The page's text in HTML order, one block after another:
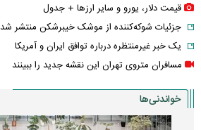
قیمت دلار، یورو و سایر ارز‌ها + جدول
جزئیات شوکه‌کننده از موشک خیبرشکن منتشر شد
یک خبر غیرمنتظره درباره توافق ایران و آمریکا
مسافران متروی تهران این نقشه جدید را ببینند
خواندنی‌ها